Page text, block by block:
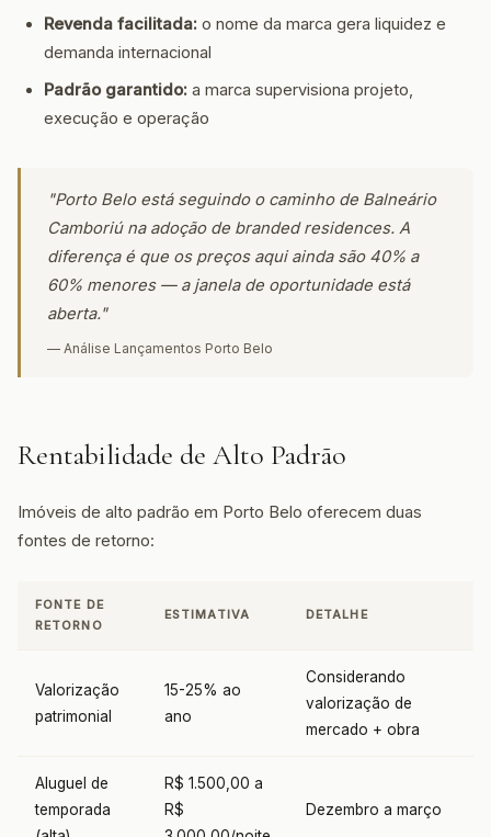
Revenda facilitada: o nome da marca gera liquidez e
demanda internacional
Padrão garantido: a marca supervisiona projeto,
execução e operação
"Porto Belo está seguindo o caminho de Balneário
Camboriú na adoção de branded residences. A
diferença é que os preços aqui ainda são 40% a
60% menores — a janela de oportunidade está
aberta."
— Análise Lançamentos Porto Belo
Rentabilidade de Alto Padrão
Imóveis de alto padrão em Porto Belo oferecem duas
fontes de retorno:
FONTE DE
RETORNO
ESTIMATIVA DETALHE
Valorização
patrimonial
15-25% ao
ano
Considerando
valorização de
mercado + obra
Aluguel de
temporada
R$ 1.500,00 a
R$
Dezembro a março